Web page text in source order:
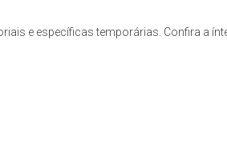
e específicas temporárias. Confira a